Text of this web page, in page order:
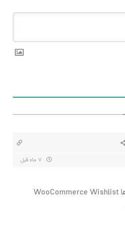
افزونه لیست علاقه مندی ها WooCommerce Wishlist